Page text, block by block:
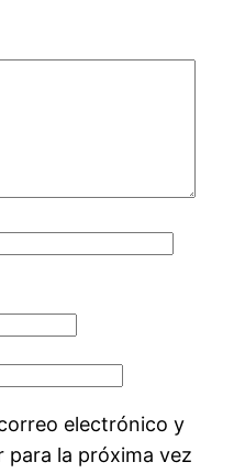
electrónico y
para la próxima vez